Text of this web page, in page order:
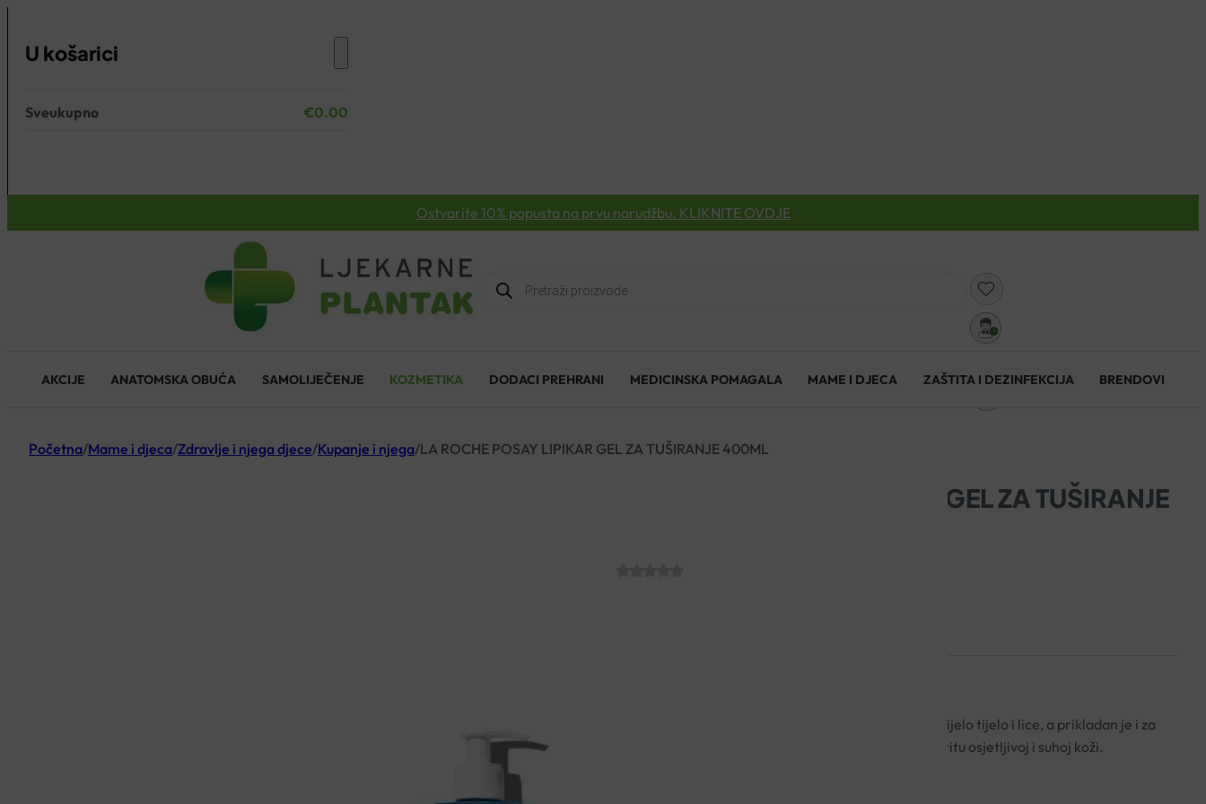
U košarici
Nema proizvoda u košarici.
Sveukupno €0.00
Ostvarite 10% popusta na prvu narudžbu. KLIKNITE OVDJE
Products
search
AKCIJE ANATOMSKA OBUĆA SAMOLIJEČENJE KOZMETIKA DODACI PREHRANI MEDICINSKA POMAGALA MAME I DJECA ZAŠTITA I DEZINFEKCIJA BRENDOVI
Početna/Mame i djeca/Zdravlje i njega djece/Kupanje i njega/LA ROCHE POSAY LIPIKAR GEL ZA TUŠIRANJE 400ML
LA ROCHE POSAY LIPIKAR GEL ZA TUŠIRANJE
Gladak i mek pjenušavi gel za nježno tuširanje, čisti cijelo tijelo i lice, a prikladan je i za
osjetljivu kožu beba. Smiruje i pruža cjelodnevnu zaštitu osjetljivoj i suhoj koži.